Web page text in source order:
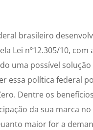
brasileiro
Lei nº12.305/10,
uma possível
essa política federal
Dentre os
da sua marca
maior for a